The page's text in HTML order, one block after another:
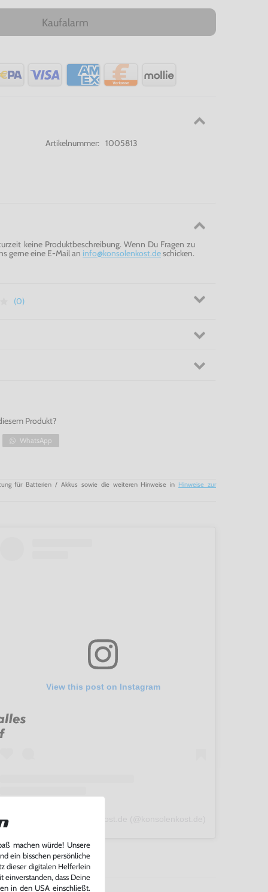
Kaufalarm
Artikelnummer:
1005813
keine Produktbeschreibung. Wenn Du Fragen zu
gerne eine E-Mail an info@konsolenkost.deschicken.
(0)
Produkt?
WhatsApp
für Batterien / Akkus sowie die weiteren Hinweise in Hinweise zur
View this post on Instagram
A post shared by konsolenkost.de (@konsolenkost.de)
machen würde! Unsere
ein bisschen persönliche
dieser digitalen Helferlein
einverstanden, dass Deine
in den USA einschließt.